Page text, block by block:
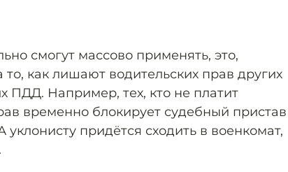
смогут массово применять, это,
то, как лишают водительских прав других
ПДД. Например, тех, кто не платит
временно блокирует судебный пристав
придётся сходить в военкомат,